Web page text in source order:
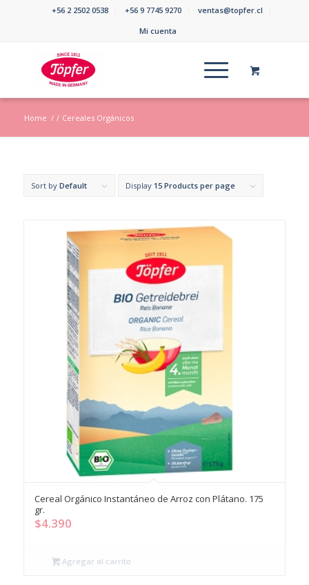
+56 2 2502 0538 +56 9 7745 9270
ventas@topfer.cl
Mi cuenta
Home / / Cereales Orgánicos
Sort by Default Display 15 Products per page
Cereal Orgánico Instantáneo de Arroz con Plátano. 175
gr.
$4.390
Agregar al carrito